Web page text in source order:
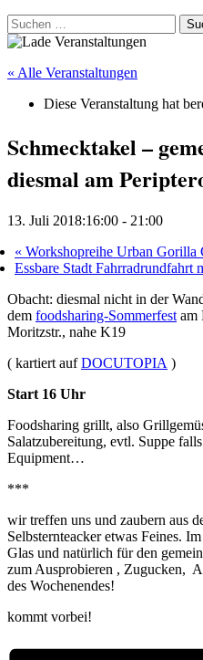
Suchen
nach:
« Alle Veranstaltungen
Diese Veranstaltung hat
Schmecktakel –
diesmal am
13. Juli 2018:16:00 - 21:00
« Workshopreihe Urban Gorilla
Essbare Stadt Fahrradrundfahrt
Obacht: diesmal nicht in der
dem foodsharing-Sommerfest am
Moritzstr., nahe K19
( kartiert aufDOCUTOPIA )
Start 16 Uhr
Foodsharing grillt, also
Salatzubereitung, evtl. Suppe
Equipment…
***
wir treffen uns und zaubern aus
Selbsternteacker etwas Feines.
Glas und natürlich für den
zum Ausprobieren , Zugucken,
des Wochenendes!
kommt vorbei!